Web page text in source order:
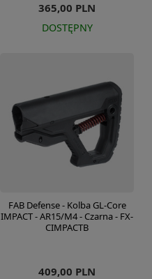
365,00 PLN
DOSTĘPNY
FAB Defense - Kolba GL-Core
IMPACT - AR15/M4 - Czarna - FX-
CIMPACTB
409,00 PLN